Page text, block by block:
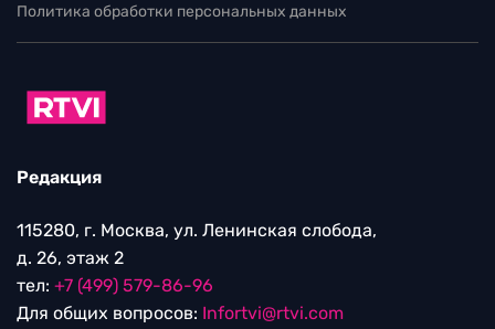
Политика обработки персональных данных
Редакция
115280, г. Москва, ул. Ленинская слобода,
д. 26, этаж 2
тел: +7 (499) 579-86-96
Для общих вопросов: Infortvi@rtvi.com